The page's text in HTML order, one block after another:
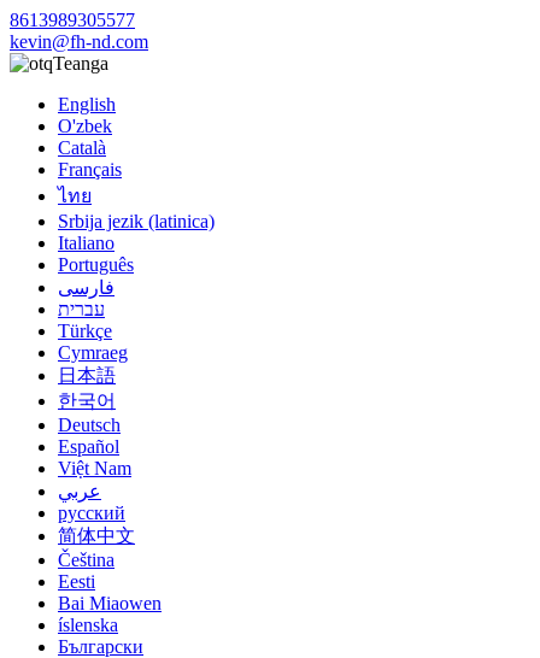
8613989305577
kevin@fh-nd.com
Teanga
English
O'zbek
Català
Français
ไทย
Srbija jezik (latinica)
Italiano
Português
فارسی
עברית
Türkçe
Cymraeg
日本語
한국어
Deutsch
Español
Việt Nam
عربي
русский
简体中文
Čeština
Eesti
Bai Miaowen
íslenska
Български